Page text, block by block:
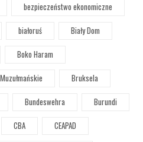
bezpieczeństwo ekonomiczne
białoruś
Biały Dom
Boko Haram
Bruksela
Bundeswehra
Burundi
CBA
CEAPAD